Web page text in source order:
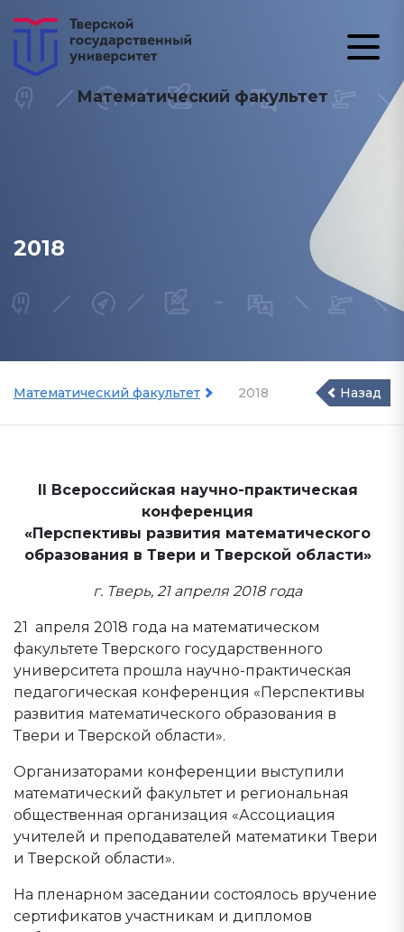
Математический факультет
2018
Математический факультет 2018 Назад
II Всероссийская научно-практическая
конференция
«Перспективы развития математического
образования в Твери и Тверской области»
г. Тверь, 21 апреля 2018 года
21 апреля 2018 года на математическом
факультете Тверского государственного
университета прошла научно-практическая
педагогическая конференция «Перспективы
развития математического образования в
Твери и Тверской области».
Организаторами конференции выступили
математический факультет и региональная
общественная организация «Ассоциация
учителей и преподавателей математики Твери
и Тверской области».
На пленарном заседании состоялось вручение
сертификатов участникам и дипломов